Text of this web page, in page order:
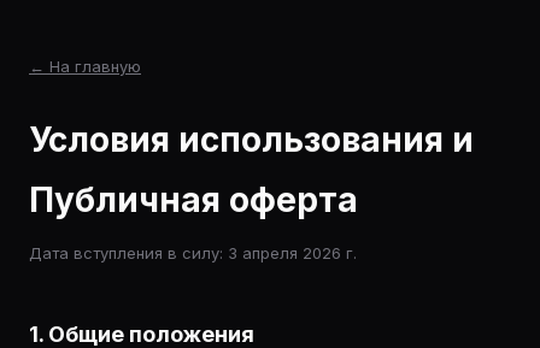
← На главную
Условия использования и
Публичная оферта
Дата вступления в силу: 3 апреля 2026 г.
1. Общие положения